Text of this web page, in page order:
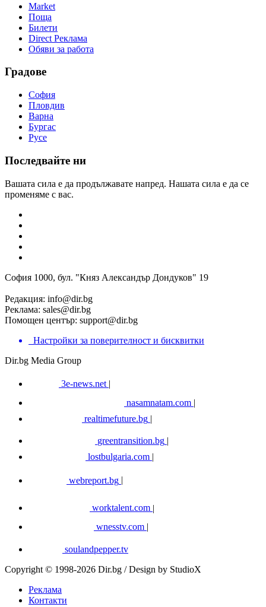
Market
Поща
Билети
Direct Реклама
Обяви за работа
Градове
София
Пловдив
Варна
Бургас
Русе
Последвайте ни
Вашата сила е да продължавате напред. Нашата сила е да се
променяме с вас.
София 1000, бул. "Княз Александър Дондуков" 19
Редакция: info@dir.bg
Реклама: sales@dir.bg
Помощен център: support@dir.bg
Настройки за поверителност и бисквитки
Dir.bg Media Group
3e-news.net |
nasamnatam.com |
realtimefuture.bg |
greentransition.bg |
lostbulgaria.com |
webreport.bg
worktalent.com |
wnesstv.com |
soulandpepper.tv
Copyright © 1998-2026 Dir.bg / Design by StudioX
Реклама
Контакти